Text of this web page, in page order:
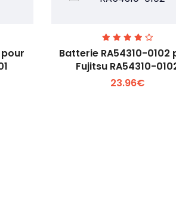
pour
Voir plus +
Batterie RA54310-0102
Fujitsu RA54310-
23.96€